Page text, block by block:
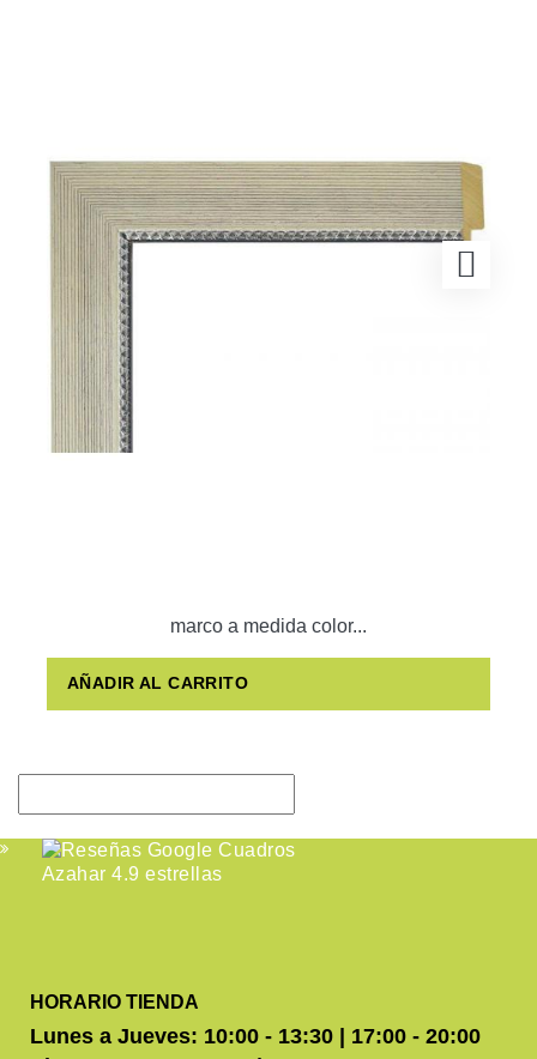
marco a medida color...
AÑADIR AL CARRITO
HORARIO TIENDA
Lunes a Jueves: 10:00 - 13:30 | 17:00 - 20:00